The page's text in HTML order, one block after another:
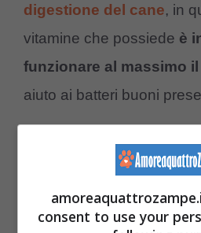
digestione del cane, in
vitamine che possiede è
funzionare al massimo
aiuto ai batteri buoni
Questi batteri sono
mantengono l’animale in
una buona immunità
consent to use your